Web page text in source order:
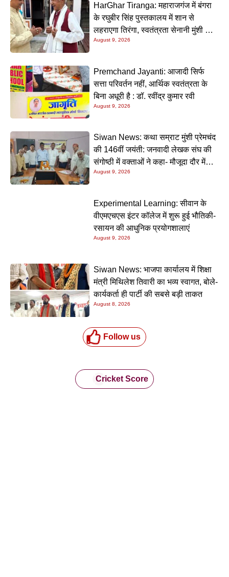
HarGhar Tiranga: महाराजगंज में बंगरा
के रघुबीर सिंह पुस्तकालय में शान से
लहराएगा तिरंगा, स्वतंत्रता सेनानी मुंशी सिंह
होंगे मुख्य अतिथि
August 9, 2026
Premchand Jayanti: आजादी सिर्फ
सत्ता परिवर्तन नहीं, आर्थिक स्वतंत्रता के
बिना अधूरी है : डॉ. रवींद्र कुमार रवी
August 9, 2026
Siwan News: कथा सम्राट मुंशी प्रेमचंद
की 146वीं जयंती: जनवादी लेखक संघ की
संगोष्ठी में वक्ताओं ने कहा- मौजूदा दौर में
प्रेमचंद की रचनाएं और अधिक प्रासंगिक
August 9, 2026
Experimental Learning: सीवान के
वीएमएचएस इंटर कॉलेज में शुरू हुई भौतिकी-
रसायन की आधुनिक प्रयोगशालाएं
August 9, 2026
Siwan News: भाजपा कार्यालय में शिक्षा
मंत्री मिथिलेश तिवारी का भव्य स्वागत, बोले-
कार्यकर्ता ही पार्टी की सबसे बड़ी ताकत
August 8, 2026
Follow us
Cricket Score